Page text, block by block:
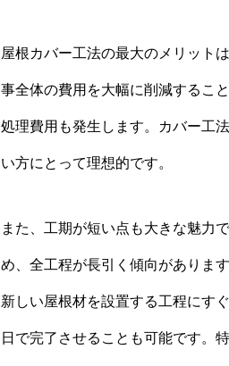
屋根カバー工法の最大のメリット
事全体の費用を大幅に削減するこ
処理費用も発生します。カバー工
い方にとって理想的です。
また、工期が短い点も大きな魅力
め、全工程が長引く傾向がありま
新しい屋根材を設置する工程にす
日で完了させることも可能です。